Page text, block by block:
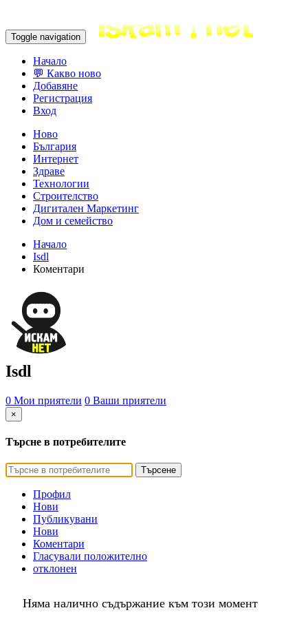
Toggle navigation
Начало
💬 Какво ново
Добавяне
Регистрация
Вход
Ново
България
Интернет
Здраве
Технологии
Строителство
Дигитален Маркетинг
Дом и семейство
Начало
Isdl
Коментари
Isdl
0 Мои приятели 0 Ваши приятели
×
Търсне в потребителите
Търсене
Профил
Нови
Публикувани
Нови
Коментари
Гласували положително
отклонен
Няма налично съдържание към този момент